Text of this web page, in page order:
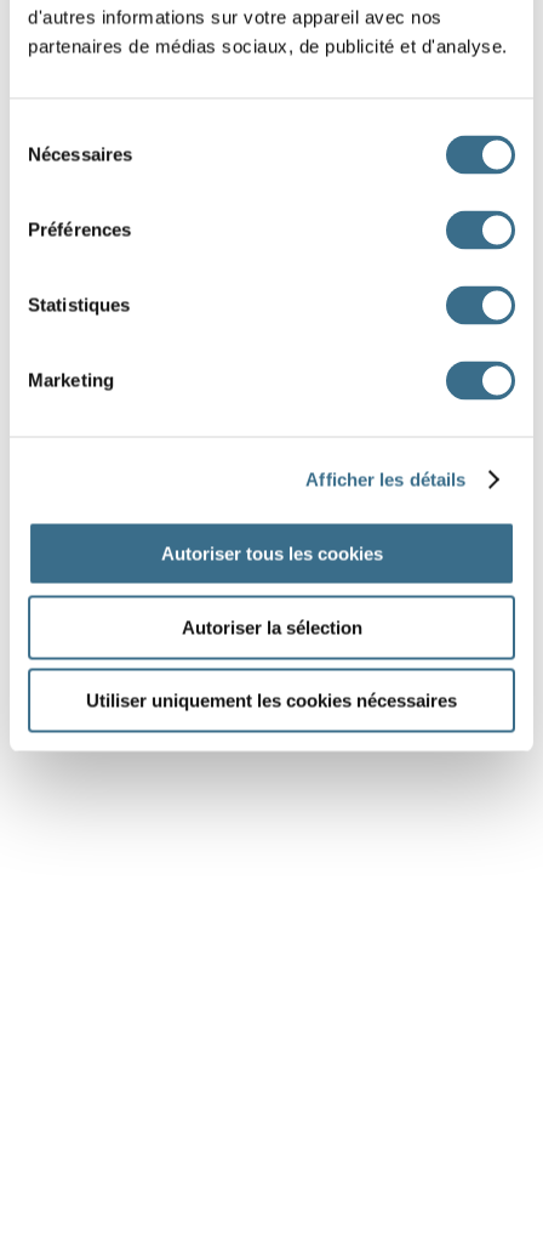
d'autres informations sur votre appareil avec nos
partenaires de médias sociaux, de publicité et d'analyse.
Nécessaires
Préférences
Statistiques
Marketing
Afficher les détails
Autoriser tous les cookies
Autoriser la sélection
Utiliser uniquement les cookies nécessaires
À mon mariage, seront toutes habillées en
sautant sur ce trampoline.
paraîtront plus grandes.
politiques très influents.
garderons votre maison.